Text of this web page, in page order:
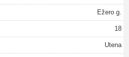
Ežero g.
18
Utena